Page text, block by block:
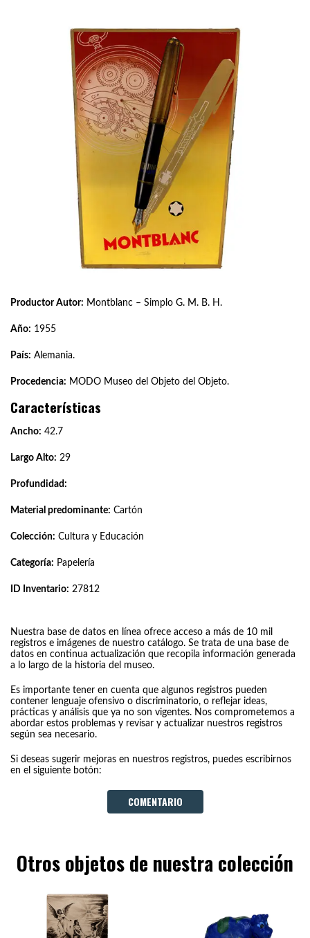
Productor Autor: Montblanc – Simplo G. M. B. H.
Año: 1955
País: Alemania.
Procedencia: MODO Museo del Objeto del Objeto.
Características
Ancho: 42.7
Largo Alto: 29
Profundidad:
Material predominante: Cartón
Colección: Cultura y Educación
Categoría: Papelería
ID Inventario: 27812
Nuestra base de datos en línea ofrece acceso a más de 10 mil
registros e imágenes de nuestro catálogo. Se trata de una base de
datos en continua actualización que recopila información generada
a lo largo de la historia del museo.
Es importante tener en cuenta que algunos registros pueden
contener lenguaje ofensivo o discriminatorio, o reflejar ideas,
prácticas y análisis que ya no son vigentes. Nos comprometemos a
abordar estos problemas y revisar y actualizar nuestros registros
según sea necesario.
Si deseas sugerir mejoras en nuestros registros, puedes escribirnos
en el siguiente botón:
COMENTARIO
Otros objetos de nuestra colección